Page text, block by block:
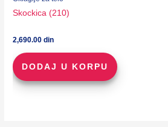
Skockica (210)
2,690.00din
DODAJ U KORPU